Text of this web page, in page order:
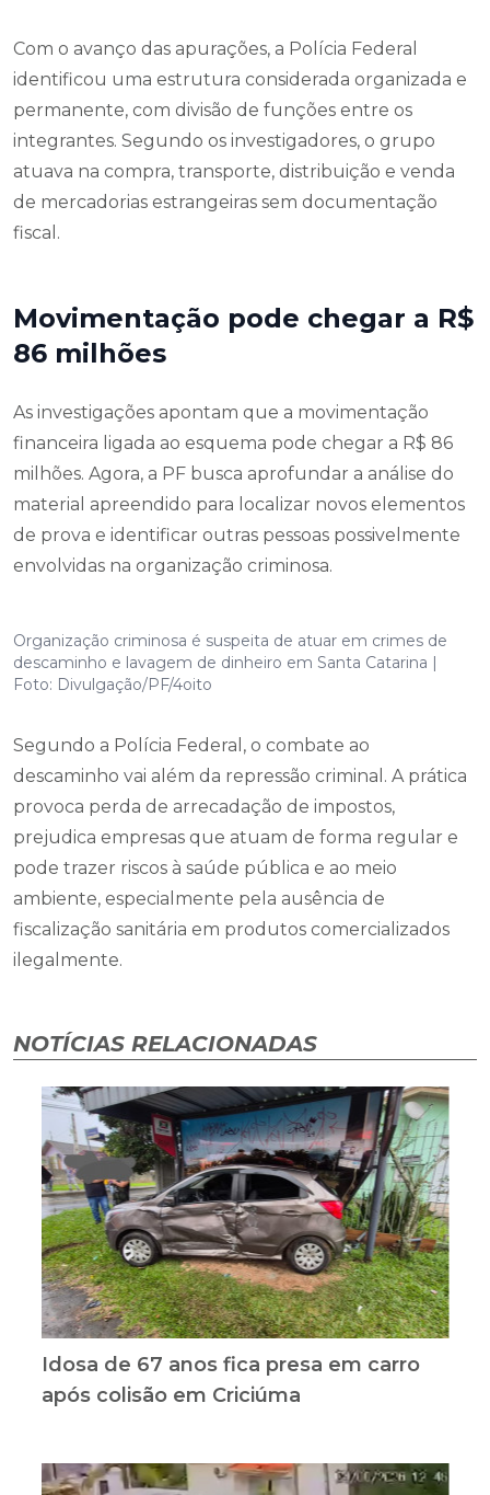
Com o avanço das apurações, a Polícia Federal
identificou uma estrutura considerada organizada e
permanente, com divisão de funções entre os
integrantes. Segundo os investigadores, o grupo
atuava na compra, transporte, distribuição e venda
de mercadorias estrangeiras sem documentação
fiscal.
Movimentação pode chegar a R$
86 milhões
As investigações apontam que a movimentação
financeira ligada ao esquema pode chegar a R$ 86
milhões. Agora, a PF busca aprofundar a análise do
material apreendido para localizar novos elementos
de prova e identificar outras pessoas possivelmente
envolvidas na organização criminosa.
Organização criminosa é suspeita de atuar em crimes de
descaminho e lavagem de dinheiro em Santa Catarina |
Foto: Divulgação/PF/4oito
Segundo a Polícia Federal, o combate ao
descaminho vai além da repressão criminal. A prática
provoca perda de arrecadação de impostos,
prejudica empresas que atuam de forma regular e
pode trazer riscos à saúde pública e ao meio
ambiente, especialmente pela ausência de
fiscalização sanitária em produtos comercializados
ilegalmente.
NOTÍCIAS RELACIONADAS
Idosa de 67 anos fica presa em carro
após colisão em Criciúma